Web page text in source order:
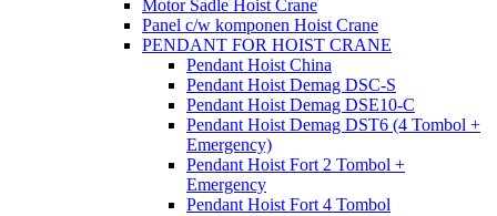
Motor Sadle Hoist Crane
Panel c/w komponen Hoist Crane
PENDANT FOR HOIST CRANE
Pendant Hoist China
Pendant Hoist Demag DSC-S
Pendant Hoist Demag DSE10-C
Pendant Hoist Demag DST6 (4 Tombol +
Emergency)
Pendant Hoist Fort 2 Tombol +
Emergency
Pendant Hoist Fort 4 Tombol